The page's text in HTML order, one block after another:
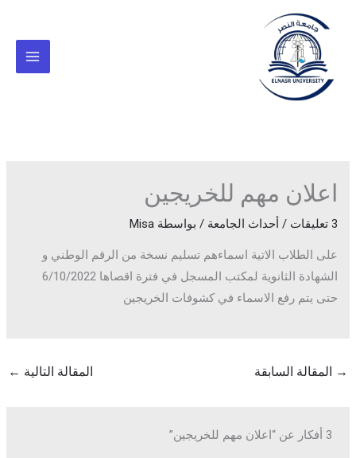
المحتوى
اعلان مهم للخريجين
3 تعليقات / أحداث الجامعة / بواسطة Misa
على الطلاب الاتية اسماءهم تسليم نسخة من الرقم الوطني و
الشهادة الثانوية لمكتب المسجل في فترة اقصاها 6/10/2022
حتى يتم رفع الاسماء في كشوفات الخريجين
→ المقالة السابقة المقالة التالية ←
3 أفكار عن “اعلان مهم للخريجين”